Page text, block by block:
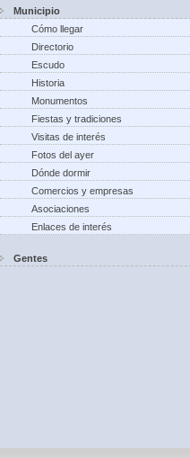
Municipio
Cómo llegar
Directorio
Escudo
Historia
Monumentos
Fiestas y tradiciones
Visitas de interés
Fotos del ayer
Dónde dormir
Comercios y empresas
Asociaciones
Enlaces de interés
Gentes